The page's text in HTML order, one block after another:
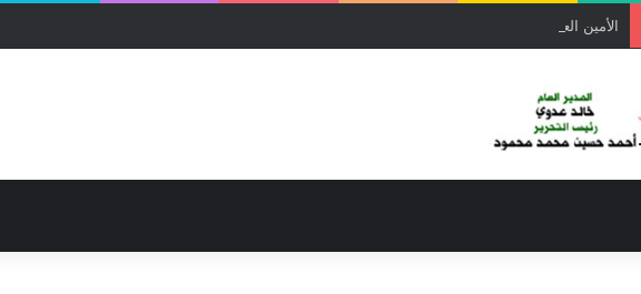
الأمين العام لديوان الزكاة ووالي شمال كردفان يبحثان ترتيبات العودة للديار وإعادة الإعمار